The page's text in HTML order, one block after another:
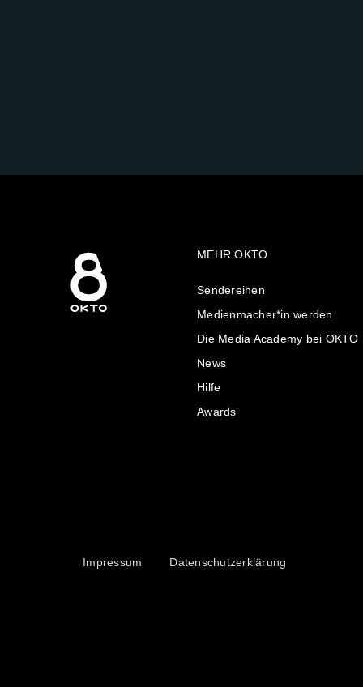
MEHR OKTO
Sendereihen
Medienmacher*in werden
Die Media Academy bei OKTO
News
Hilfe
Awards
Impressum Datenschutzerklärung